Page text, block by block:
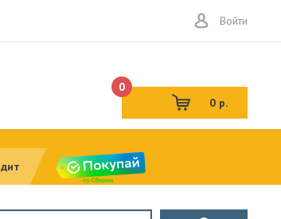
Войти
0
0 р.